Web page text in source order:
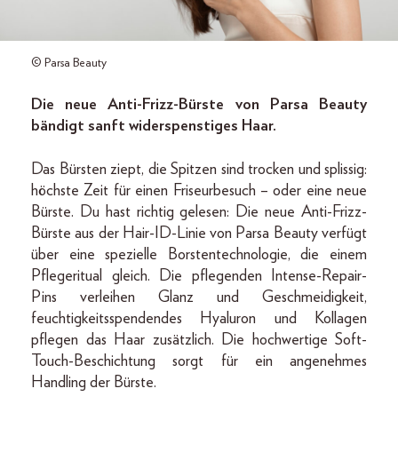
© Parsa Beauty
Die neue Anti-Frizz-Bürste von Parsa Beauty
bändigt sanft widerspenstiges Haar.
Das Bürsten ziept, die Spitzen sind trocken und splissig:
höchste Zeit für einen Friseurbesuch – oder eine neue
Bürste. Du hast richtig gelesen: Die neue Anti-Frizz-
Bürste aus der Hair-ID-Linie von Parsa Beauty verfügt
über eine spezielle Borstentechnologie, die einem
Pflegeritual gleich. Die pflegenden Intense-Repair-
Pins verleihen Glanz und Geschmeidigkeit,
feuchtigkeitsspendendes Hyaluron und Kollagen
pflegen das Haar zusätzlich. Die hochwertige Soft-
Touch-Beschichtung sorgt für ein angenehmes
Handling der Bürste.